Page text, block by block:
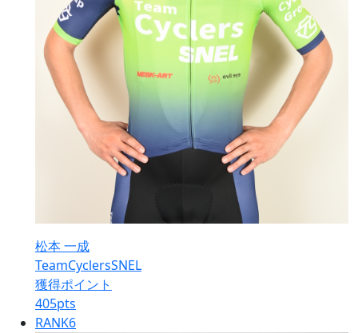
松本 一成
TeamCyclersSNEL
獲得ポイント
405pts
RANK6